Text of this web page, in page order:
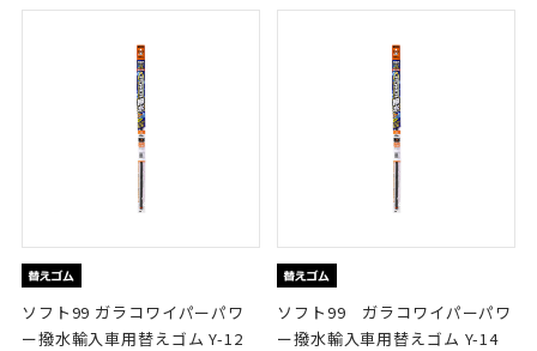
ソフト99 ガラコワイパーパワ
ー撥水輸入車用替えゴム Y-12
ソフト99 ガラコワイパーパワ
ー撥水輸入車用替えゴム Y-14